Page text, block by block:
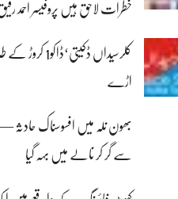
خطرات لاحق ہیں پروفیسر احمد
کلرسیداں
اڑے
بھون نلہ میں افسوسناک حادثہ
سے گر کر نالے میں بہہ گیا